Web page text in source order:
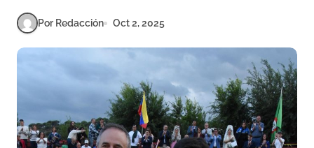
Por Redacción Oct 2, 2025